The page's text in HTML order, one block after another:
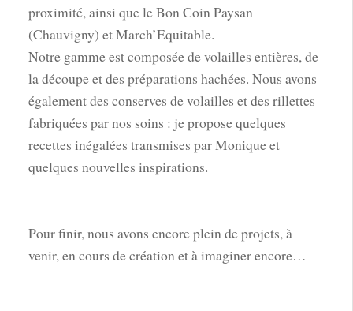
proximité, ainsi que le Bon Coin Paysan
(Chauvigny) et March’Equitable.
Notre gamme est composée de volailles entières, de
la découpe et des préparations hachées. Nous avons
également des conserves de volailles et des rillettes
fabriquées par nos soins : je propose quelques
recettes inégalées transmises par Monique et
quelques nouvelles inspirations.
Pour finir, nous avons encore plein de projets, à
venir, en cours de création et à imaginer encore…